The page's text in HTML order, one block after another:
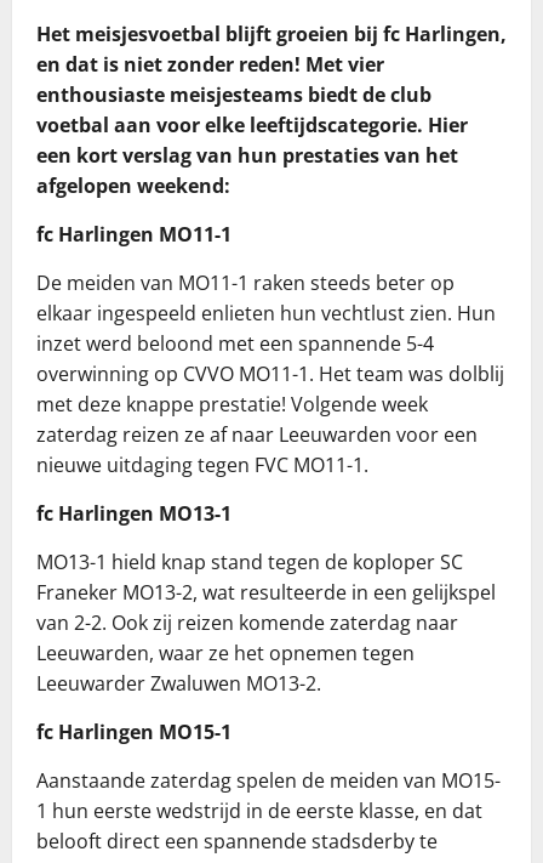
Het meisjesvoetbal blijft groeien bij fc Harlingen,
en dat is niet zonder reden! Met vier
enthousiaste meisjesteams biedt de club
voetbal aan voor elke leeftijdscategorie. Hier
een kort verslag van hun prestaties van het
afgelopen weekend:
fc Harlingen MO11-1
De meiden van MO11-1 raken steeds beter op
elkaar ingespeeld enlieten hun vechtlust zien. Hun
inzet werd beloond met een spannende 5-4
overwinning op CVVO MO11-1. Het team was dolblij
met deze knappe prestatie! Volgende week
zaterdag reizen ze af naar Leeuwarden voor een
nieuwe uitdaging tegen FVC MO11-1.
fc Harlingen MO13-1
MO13-1 hield knap stand tegen de koploper SC
Franeker MO13-2, wat resulteerde in een gelijkspel
van 2-2. Ook zij reizen komende zaterdag naar
Leeuwarden, waar ze het opnemen tegen
Leeuwarder Zwaluwen MO13-2.
fc Harlingen MO15-1
Aanstaande zaterdag spelen de meiden van MO15-
1 hun eerste wedstrijd in de eerste klasse, en dat
belooft direct een spannende stadsderby te